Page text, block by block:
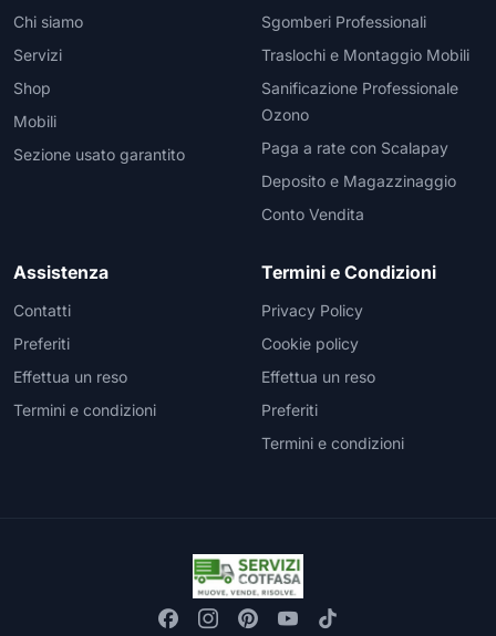
Chi siamo
Servizi
Shop
Mobili
Sezione usato garantito
Sgomberi Professionali
Traslochi e Montaggio Mobili
Sanificazione Professionale
Ozono
Paga a rate con Scalapay
Deposito e Magazzinaggio
Conto Vendita
Assistenza
Contatti
Preferiti
Effettua un reso
Termini e condizioni
Termini e Condizioni
Privacy Policy
Cookie policy
Effettua un reso
Preferiti
Termini e condizioni